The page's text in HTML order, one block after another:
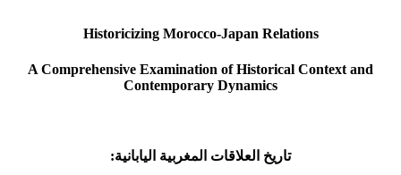
Historicizing Morocco-Japan Relations
A Comprehensive Examination of Historical Context and
Contemporary Dynamics
تاريخ العلاقات المغربية اليابانية: